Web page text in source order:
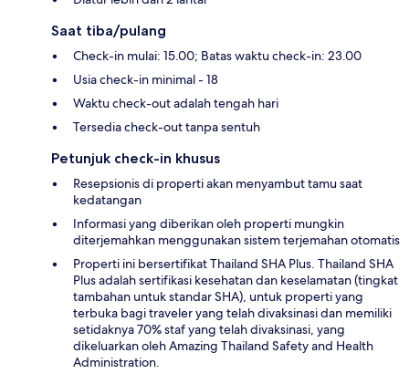
Saat tiba/pulang
Check-in mulai: 15.00; Batas waktu check-in: 23.00
Usia check-in minimal - 18
Waktu check-out adalah tengah hari
Tersedia check-out tanpa sentuh
Petunjuk check-in khusus
Resepsionis di properti akan menyambut tamu saat
kedatangan
Informasi yang diberikan oleh properti mungkin
diterjemahkan menggunakan sistem terjemahan otomatis
Properti ini bersertifikat Thailand SHA Plus. Thailand SHA
Plus adalah sertifikasi kesehatan dan keselamatan (tingkat
tambahan untuk standar SHA), untuk properti yang
terbuka bagi traveler yang telah divaksinasi dan memiliki
setidaknya 70% staf yang telah divaksinasi, yang
dikeluarkan oleh Amazing Thailand Safety and Health
Administration.